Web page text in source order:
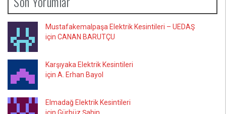
Mustafakemalpaşa Elektrik Kesintileri – UEDAŞ
için CANAN BARUTÇU
Karşıyaka Elektrik Kesintileri
için A. Erhan Bayol
Elmadağ Elektrik Kesintileri